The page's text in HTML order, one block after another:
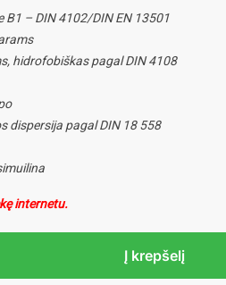
B1 – DIN 4102/DIN EN 13501
hidrofobiškas pagal DIN 4108
dispersija pagal DIN 18 558
internetu.
Į krepšelį